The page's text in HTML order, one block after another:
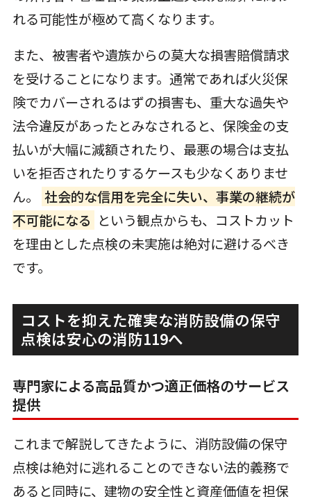
れる可能性が極めて高くなります。
また、被害者や遺族からの莫大な損害賠償請求
を受けることになります。通常であれば火災保
険でカバーされるはずの損害も、重大な過失や
法令違反があったとみなされると、保険金の支
払いが大幅に減額されたり、最悪の場合は支払
いを拒否されたりするケースも少なくありませ
ん。
社会的な信用を完全に失い、事業の継続が
不可能になる という観点からも、コストカット
を理由とした点検の未実施は絶対に避けるべき
です。
コストを抑えた確実な消防設備の保守
点検は安心の消防119へ
専門家による高品質かつ適正価格のサービス
提供
これまで解説してきたように、消防設備の保守
点検は絶対に逃れることのできない法的義務で
あると同時に、建物の安全性と資産価値を担保